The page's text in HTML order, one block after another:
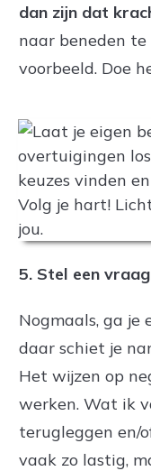
dan zijn dat
naar beneden
voorbeeld. Doe
5. Stel een
Nogmaals, ga je
daar schiet je
Het wijzen op
werken. Wat ik
terugleggen en/
vaak zo lastig,